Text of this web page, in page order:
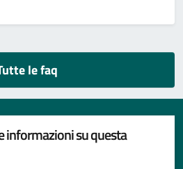
le faq
informazioni su questa